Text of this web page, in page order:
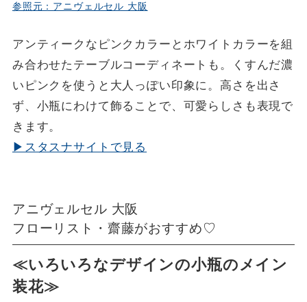
参照元：アニヴェルセル 大阪
アンティークなピンクカラーとホワイトカラーを組
み合わせたテーブルコーディネートも。くすんだ濃
いピンクを使うと大人っぽい印象に。高さを出さ
ず、小瓶にわけて飾ることで、可愛らしさも表現で
きます。
▶スタスナサイトで見る
アニヴェルセル 大阪
フローリスト・齋藤がおすすめ♡
≪いろいろなデザインの小瓶のメイン
装花≫